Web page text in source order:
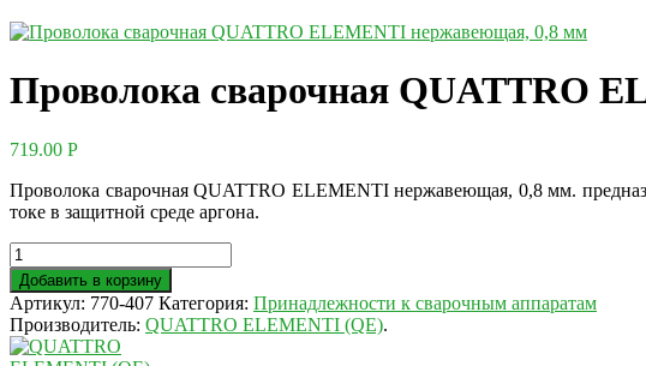
Проволока сварочная QUATTRO
719.00 Р
Проволока сварочная QUATTRO ELEMENTI нержавеющая, 0,8 мм.
токе в защитной среде аргона.
Добавить в корзину
Артикул: 770-407 Категория: Принадлежности к сварочным аппаратам
Производитель: QUATTRO ELEMENTI (QE).